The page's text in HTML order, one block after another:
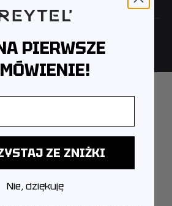
PIERWSZE
ZE ZNIŻKI
Nie, dziękuję